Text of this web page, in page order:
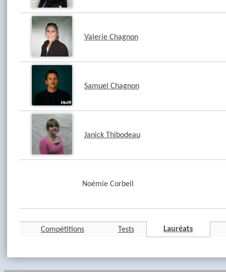
Valerie Chagnon
Samuel Chagnon
Janick Thibodeau
Noémie Corbeil
Compétitions Tests Lauréats